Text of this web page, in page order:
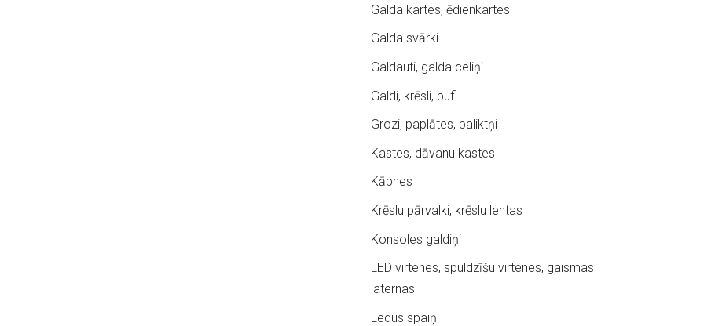
Galda kartes, ēdienkartes
Galda svārki
Galdauti, galda celiņi
Galdi, krēsli, pufi
Grozi, paplātes, paliktņi
Kastes, dāvanu kastes
Kāpnes
Krēslu pārvalki, krēslu lentas
Konsoles galdiņi
LED virtenes, spuldzīšu virtenes, gaismas
laternas
Ledus spaiņi